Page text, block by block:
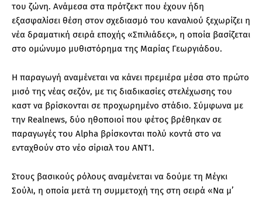
του ζώνη. Ανάμεσα στα πρότζεκτ που έχουν ήδη
εξασφαλίσει θέση στον σχεδιασμό του καναλιού ξεχωρίζει η
νέα δραματική σειρά εποχής «Σπιλιάδες», η οποία βασίζεται
στο ομώνυμο μυθιστόρημα της Μαρίας Γεωργιάδου.
Η παραγωγή αναμένεται να κάνει πρεμιέρα μέσα στο πρώτο
μισό της νέας σεζόν, με τις διαδικασίες στελέχωσης του
καστ να βρίσκονται σε προχωρημένο στάδιο. Σύμφωνα με
την Realnews, δύο ηθοποιοί που φέτος βρέθηκαν σε
παραγωγές του Alpha βρίσκονται πολύ κοντά στο να
ενταχθούν στο νέο σίριαλ του ΑΝΤ1.
Στους βασικούς ρόλους αναμένεται να δούμε τη Μέγκι
Σούλι, η οποία μετά τη συμμετοχή της στη σειρά «Να μ’